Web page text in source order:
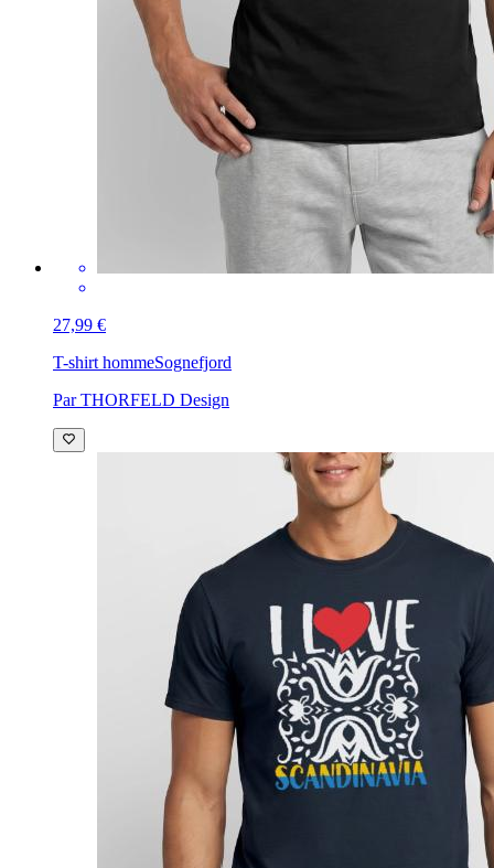
27,99 €
T-shirt hommeSognefjord
Par THORFELD Design